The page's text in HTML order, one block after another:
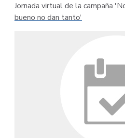
Jornada virtual de la campaña
bueno no dan tanto'